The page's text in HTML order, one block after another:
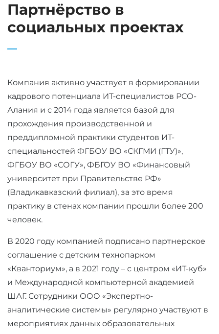
Партнёрство в
социальных проектах
Компания активно участвует в формировании
кадрового потенциала ИТ-специалистов РСО-
Алания и с 2014 года является базой для
прохождения производственной и
преддипломной практики студентов ИТ-
специальностей ФГБОУ ВО «СКГМИ (ГТУ)»,
ФГБОУ ВО «СОГУ», ФБГОУ ВО «Финансовый
университет при Правительстве РФ»
(Владикавказский филиал), за это время
практику в стенах компании прошли более 200
человек.
В 2020 году компанией подписано партнерское
соглашение с детским технопарком
«Кванториум», а в 2021 году – с центром «ИТ-куб»
и Международной компьютерной академией
ШАГ. Сотрудники ООО «Экспертно-
аналитические системы» регулярно участвуют в
мероприятиях данных образовательных